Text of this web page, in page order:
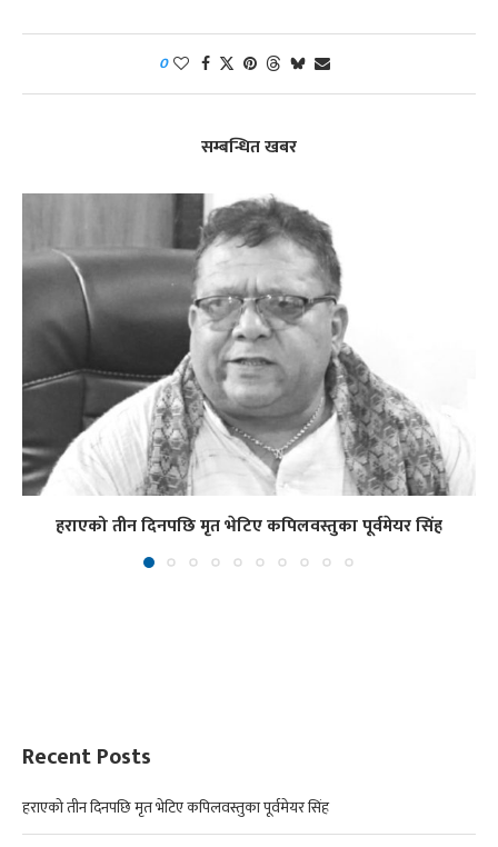
0
सम्बन्धित खबर
हराएको तीन दिनपछि मृत भेटिए कपिलवस्तुका पूर्वमेयर सिंह
Recent Posts
हराएको तीन दिनपछि मृत भेटिए कपिलवस्तुका पूर्वमेयर सिंह